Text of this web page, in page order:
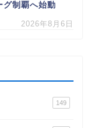
グ制覇へ始動
2026年8月6日
149